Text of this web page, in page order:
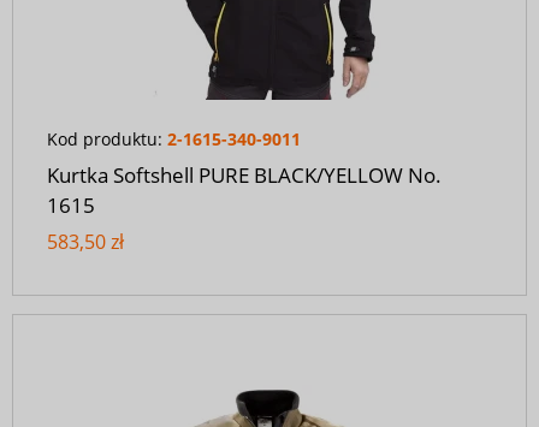
Kod produktu: 2-1615-340-9011
Kurtka Softshell PURE BLACK/YELLOW No.
1615
583,50 zł